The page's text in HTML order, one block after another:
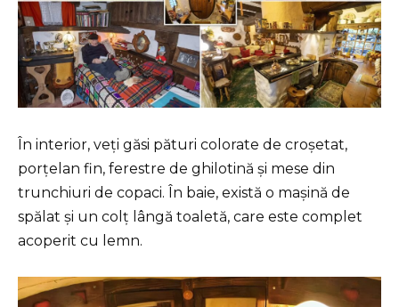
În interior, veți găsi pături colorate de croșetat,
porțelan fin, ferestre de ghilotină și mese din
trunchiuri de copaci. În baie, există o mașină de
spălat și un colț lângă toaletă, care este complet
acoperit cu lemn.